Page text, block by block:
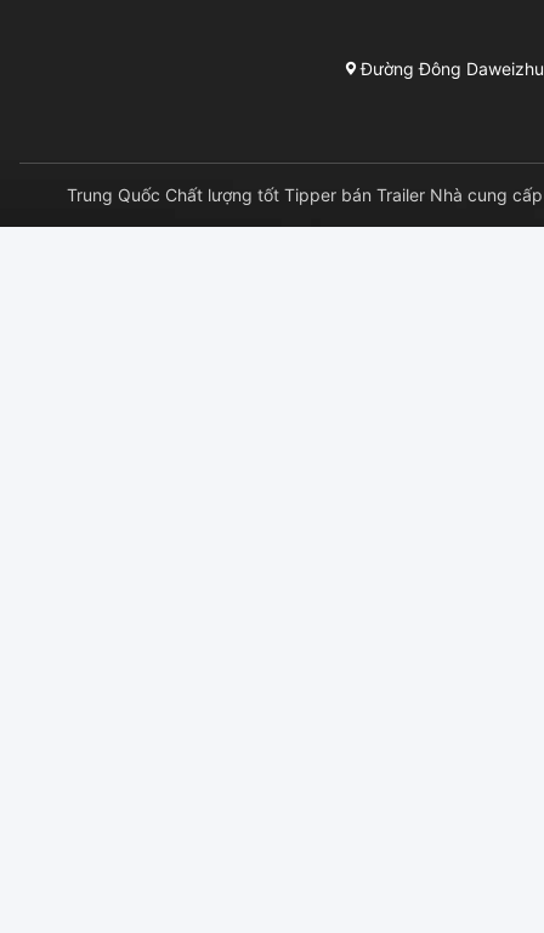
Đường Đông
Trung Quốc Chất lượng tốt Tipper bán Trailer Nhà cung